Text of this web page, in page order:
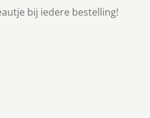
bij iedere bestelling!